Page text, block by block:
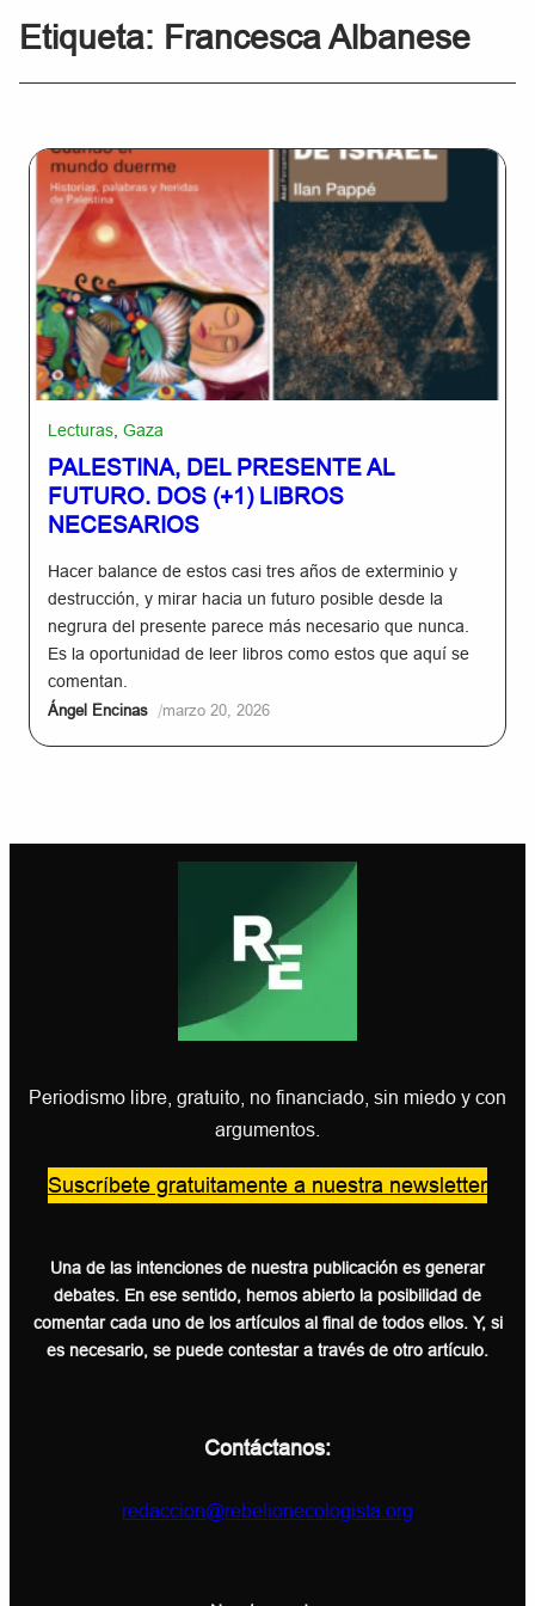
Etiqueta: Francesca Albanese
Lecturas Gaza
PALESTINA, DEL PRESENTE AL
FUTURO. DOS (+1) LIBROS
NECESARIOS
Hacer balance de estos casi tres años de exterminio y
destrucción, y mirar hacia un futuro posible desde la
negrura del presente parece más necesario que nunca.
Es la oportunidad de leer libros como estos que aquí se
comentan.
Ángel Encinas /marzo 20, 2026
Periodismo libre, gratuito, no financiado, sin miedo y con
argumentos.
Suscríbete gratuitamente a nuestra newsletter
Una de las intenciones de nuestra publicación es generar
debates. En ese sentido, hemos abierto la posibilidad de
comentar cada uno de los artículos al final de todos ellos. Y, si
es necesario, se puede contestar a través de otro artículo.
Contáctanos:
redaccion@rebelionecologista.org